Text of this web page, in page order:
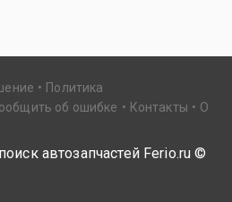
Политика
об ошибке Контакты
О
автозапчастей Ferio.ru ©